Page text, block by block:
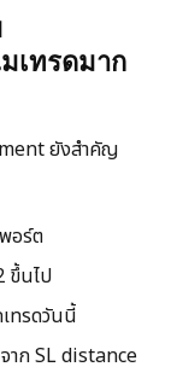
เทรดมาก
ยังสำคัญ
อร์ต
ขึ้นไป
ทรดวันนี้
ก SL distance